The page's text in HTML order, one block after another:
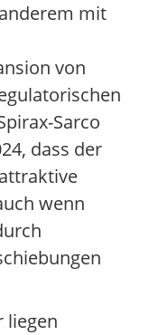
mit
von
Sarco
dass der
wenn
liegen